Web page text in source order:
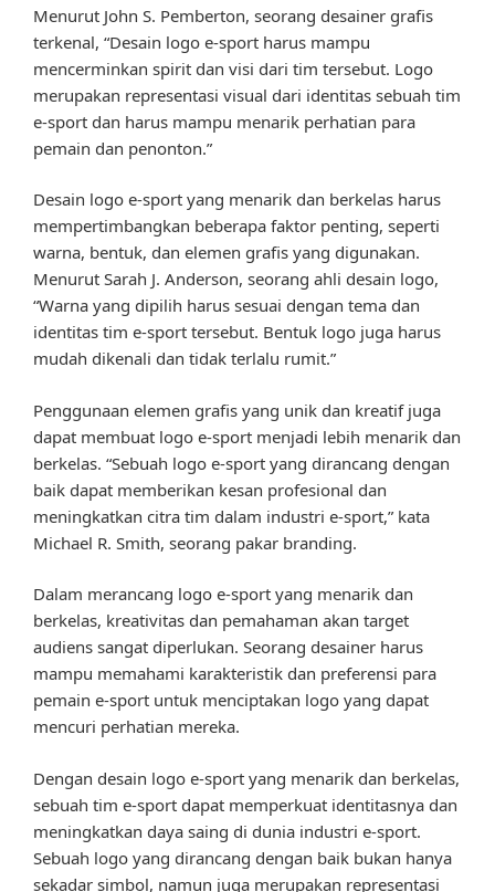
Menurut John S. Pemberton, seorang desainer grafis
terkenal, “Desain logo e-sport harus mampu
mencerminkan spirit dan visi dari tim tersebut. Logo
merupakan representasi visual dari identitas sebuah tim
e-sport dan harus mampu menarik perhatian para
pemain dan penonton.”
Desain logo e-sport yang menarik dan berkelas harus
mempertimbangkan beberapa faktor penting, seperti
warna, bentuk, dan elemen grafis yang digunakan.
Menurut Sarah J. Anderson, seorang ahli desain logo,
“Warna yang dipilih harus sesuai dengan tema dan
identitas tim e-sport tersebut. Bentuk logo juga harus
mudah dikenali dan tidak terlalu rumit.”
Penggunaan elemen grafis yang unik dan kreatif juga
dapat membuat logo e-sport menjadi lebih menarik dan
berkelas. “Sebuah logo e-sport yang dirancang dengan
baik dapat memberikan kesan profesional dan
meningkatkan citra tim dalam industri e-sport,” kata
Michael R. Smith, seorang pakar branding.
Dalam merancang logo e-sport yang menarik dan
berkelas, kreativitas dan pemahaman akan target
audiens sangat diperlukan. Seorang desainer harus
mampu memahami karakteristik dan preferensi para
pemain e-sport untuk menciptakan logo yang dapat
mencuri perhatian mereka.
Dengan desain logo e-sport yang menarik dan berkelas,
sebuah tim e-sport dapat memperkuat identitasnya dan
meningkatkan daya saing di dunia industri e-sport.
Sebuah logo yang dirancang dengan baik bukan hanya
sekadar simbol, namun juga merupakan representasi